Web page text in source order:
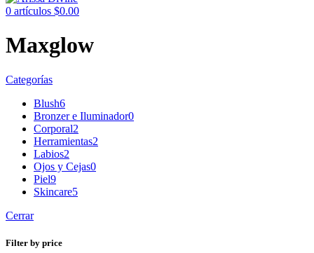
0 artículos $0.00
Maxglow
Categorías
Blush6
Bronzer e Iluminador0
Corporal2
Herramientas2
Labios2
Ojos y Cejas0
Piel9
Skincare5
Cerrar
Filter by price